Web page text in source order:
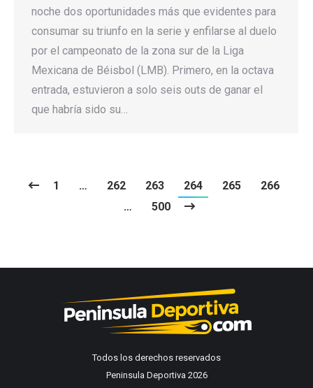
noche dos oportunidades más que evidentes para
consumar su triunfo en la serie y enfilarse al duelo
por el campeonato de la zona sur de la Liga
Mexicana de Béisbol (LMB). Primero, en la octava
entrada, estuvieron a solo seis outs de ganar el
que habría sido su…
1 … 262 263 264 265
266
…
500
Todos los derechos reservados
Peninsula Deportiva 2026